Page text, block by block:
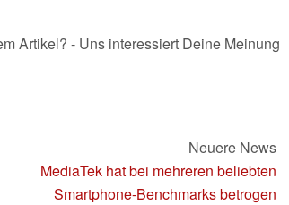
Artikel? - Uns interessiert Deine Meinung
Neuere News
MediaTek hat bei mehreren beliebten
Smartphone-Benchmarks betrogen